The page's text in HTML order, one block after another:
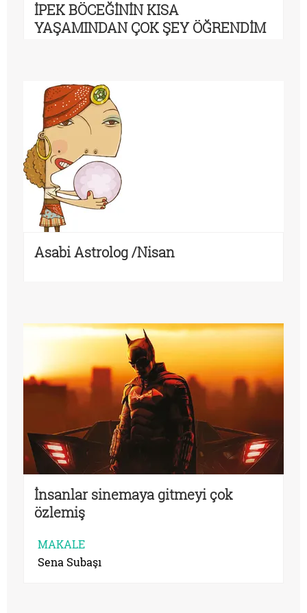
İPEK BÖCEĞİNİN KISA
YAŞAMINDAN ÇOK ŞEY ÖĞRENDİM
Asabi Astrolog /Nisan
İnsanlar sinemaya gitmeyi çok
özlemiş
MAKALE
Sena Subaşı